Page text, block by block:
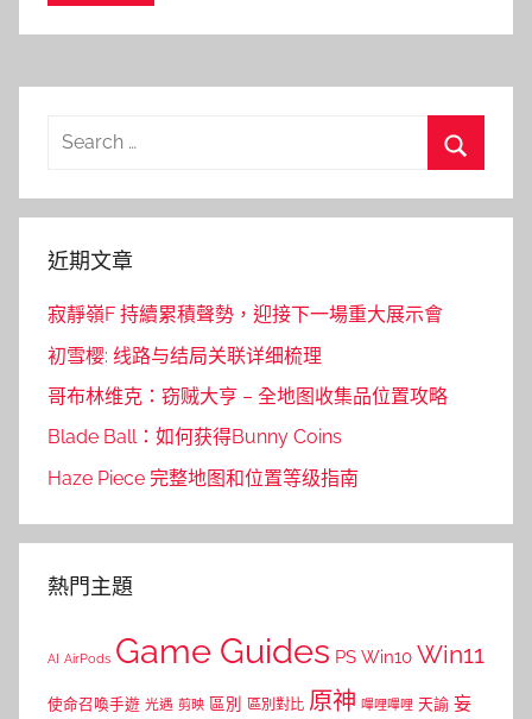
Search
近期文章
寂靜嶺F 持續累積聲勢，迎接下一場重大展示會
初雪樱: 线路与结局关联详细梳理
哥布林维克：窃贼大亨 – 全地图收集品位置攻略
Blade Ball：如何获得Bunny Coins
Haze Piece 完整地图和位置等级指南
熱門主題
AI AirPods Game Guides PS Win10 Win11
使命召喚手遊 光遇 剪映 區別 區別對比 原神 嗶哩嗶哩 天諭 妄